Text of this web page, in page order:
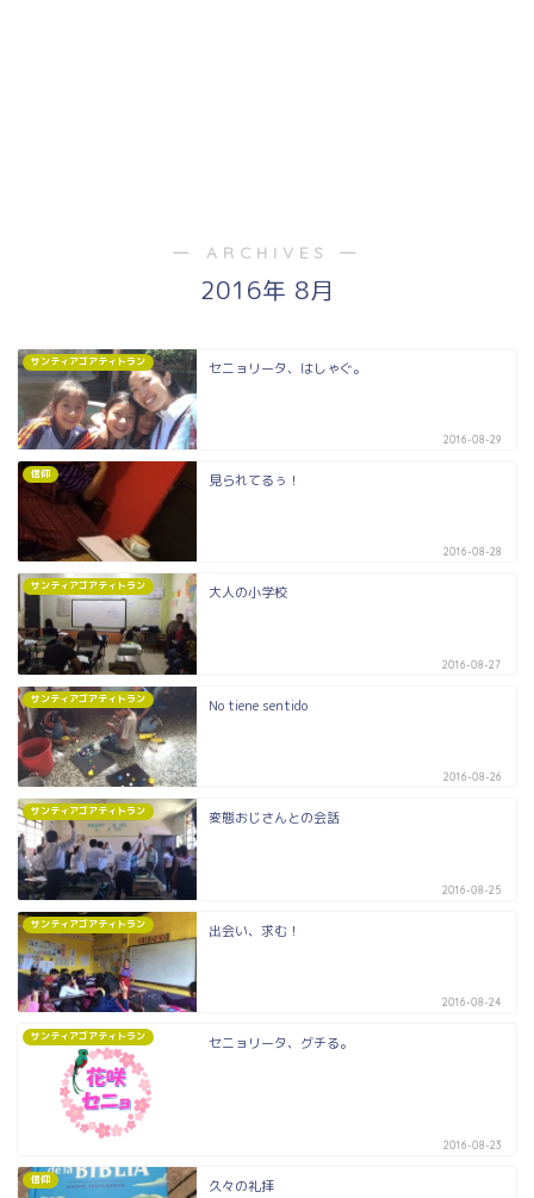
― ARCHIVES ―
2016年 8月
サンティアゴアティトラン セニョリータ、はしゃぐ。
2016-08-29
信仰 見られてるぅ！
2016-08-28
サンティアゴアティトラン 大人の小学校
2016-08-27
サンティアゴアティトラン No tiene sentido
2016-08-26
サンティアゴアティトラン 変態おじさんとの会話
2016-08-25
サンティアゴアティトラン 出会い、求む！
2016-08-24
サンティアゴアティトラン セニョリータ、グチる。
2016-08-23
信仰 久々の礼拝